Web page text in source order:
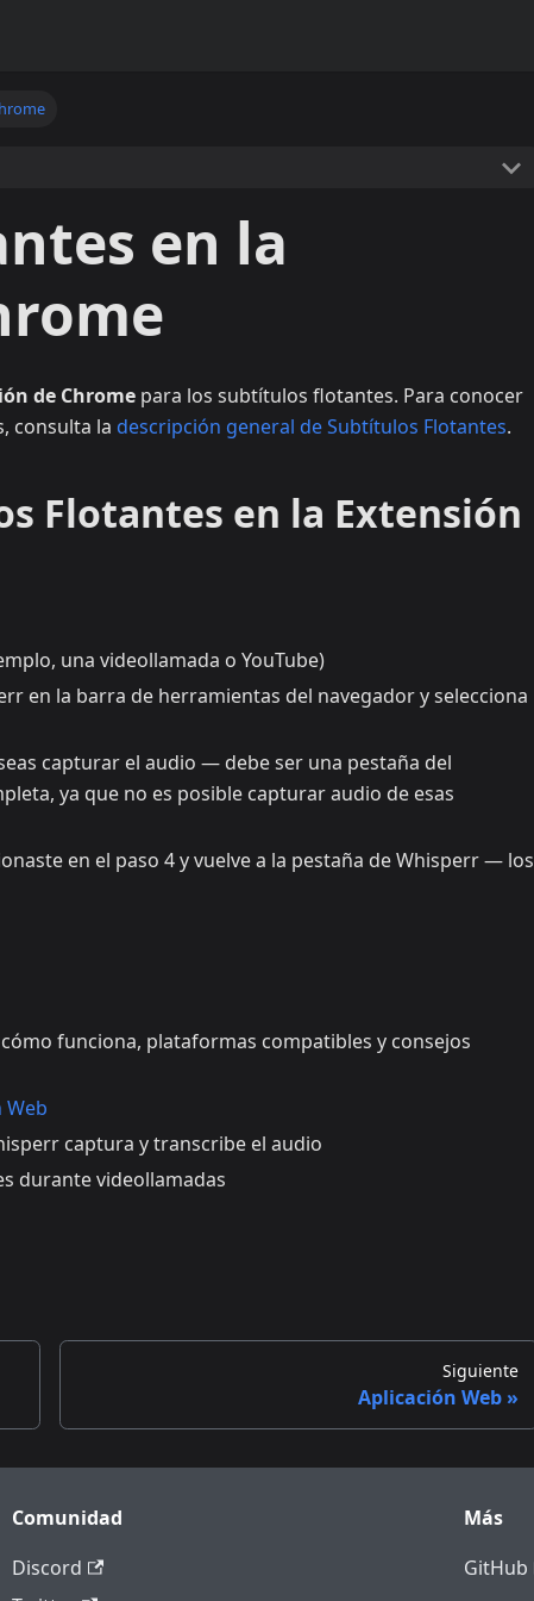
en la
de Chrome para los subtítulos flotantes. Para conocer
consulta la descripción general de Subtítulos Flotantes.
Flotantes en la Extensión
una videollamada o YouTube)
en la barra de herramientas del navegador y selecciona
capturar el audio — debe ser una pestaña del
ya que no es posible capturar audio de esas
en el paso 4 y vuelve a la pestaña de Whisperr — los
funciona, plataformas compatibles y consejos
Web
captura y transcribe el audio
durante videollamadas
Siguiente
Aplicación Web
Comunidad
Discord
Más
GitHub